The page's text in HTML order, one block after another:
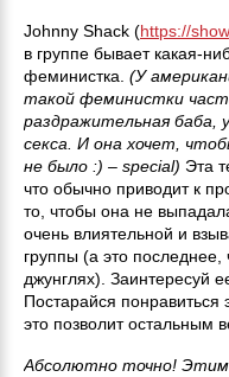
Johnny Shack (https://
в группе бывает какая-
феминистка. (У
такой феминистки
раздражительная баба,
секса. И она хочет,
не было :) – special) Эта
что обычно приводит к
то, чтобы она не
очень влиятельной и
группы (а это последнее,
джунглях). Заинтересуй
Постарайся понравиться
это позволит остальным
Абсолютно точно!